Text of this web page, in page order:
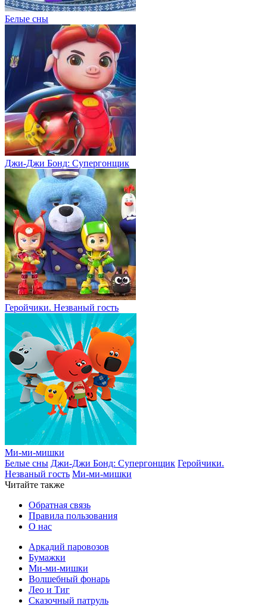
Белые сны
Джи-Джи Бонд: Супергонщик
Геройчики. Незваный гость
Ми-ми-мишки
Белые сны Джи-Джи Бонд: Супергонщик Геройчики.
Незваный гость Ми-ми-мишки
Читайте также
Обратная связь
Правила пользования
О нас
Аркадий паровозов
Бумажки
Ми-ми-мишки
Волшебный фонарь
Лео и Тиг
Сказочный патруль